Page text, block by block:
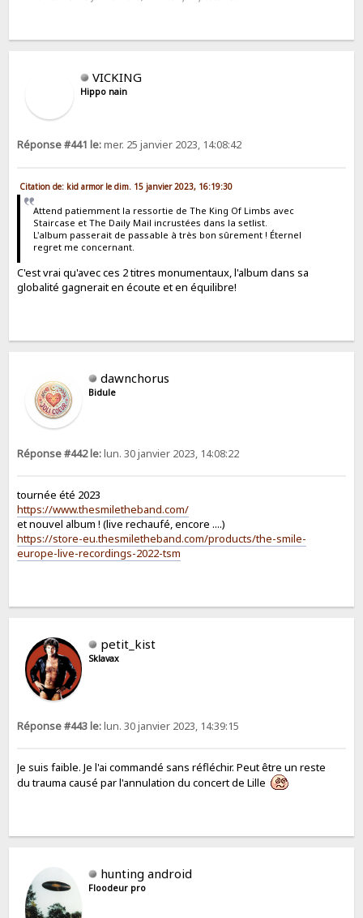
VICKING
Hippo nain
Réponse #441 le:mer. 25 janvier 2023, 14:08:42
Citation de: kid armor le dim. 15 janvier 2023, 16:19:30
Attend patiemment la ressortie de The King Of Limbs avec
Staircase et The Daily Mail incrustées dans la setlist.
L'album passerait de passable à très bon sûrement ! Éternel
regret me concernant.
C'est vrai qu'avec ces 2 titres monumentaux, l'album dans sa
globalité gagnerait en écoute et en équilibre!
dawnchorus
Bidule
Réponse #442 le:lun. 30 janvier 2023, 14:08:22
tournée été 2023
https://www.thesmiletheband.com/
et nouvel album ! (live rechaufé, encore ....)
https://store-eu.thesmiletheband.com/products/the-smile-
europe-live-recordings-2022-tsm
petit_kist
Sklavax
Réponse #443 le:lun. 30 janvier 2023, 14:39:15
Je suis faible. Je l'ai commandé sans réfléchir. Peut être un reste
du trauma causé par l'annulation du concert de Lille
hunting android
Floodeur pro